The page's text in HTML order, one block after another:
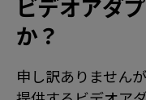
ビデオアダ
か？
申し訳ありません